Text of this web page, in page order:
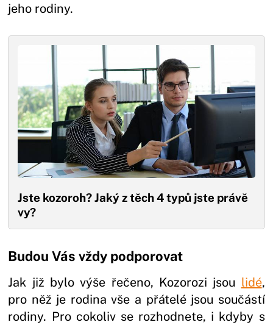
jeho rodiny.
Jste kozoroh? Jaký z těch 4 typů jste právě
vy?
Budou Vás vždy podporovat
Jak již bylo výše řečeno, Kozorozi jsou lidé,
pro něž je rodina vše a přátelé jsou součástí
rodiny. Pro cokoliv se rozhodnete, i kdyby s